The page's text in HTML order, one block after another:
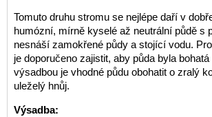
Tomuto druhu stromu se nejlépe daří v
humózní, mírně kyselé až neutrální půdě s
nesnáší zamokřené půdy a stojící vodu.
je doporučeno zajistit, aby půda byla
výsadbou je vhodné půdu obohatit o zralý
uleželý hnůj.
Výsadba: